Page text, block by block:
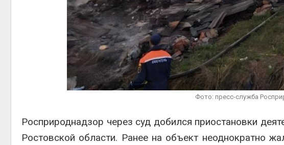
Фото: пресс-служба
Росприроднадзор через суд добился приостановки
Ростовской области. Ранее на объект неоднократно
судов
Авг 6, 2026
В
Шэньси
тыс.
Авг 6, 2026